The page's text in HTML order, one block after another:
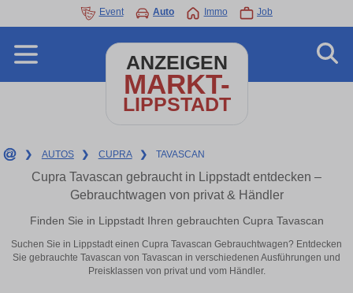
Event Auto Immo Job
ANZEIGEN
MARKT-
LIPPSTADT
❯ AUTOS ❯ CUPRA ❯ TAVASCAN
Cupra Tavascan gebraucht in Lippstadt entdecken –
Gebrauchtwagen von privat & Händler
Finden Sie in Lippstadt Ihren gebrauchten Cupra Tavascan
Suchen Sie in Lippstadt einen Cupra Tavascan Gebrauchtwagen? Entdecken
Sie gebrauchte Tavascan von Tavascan in verschiedenen Ausführungen und
Preisklassen von privat und vom Händler.